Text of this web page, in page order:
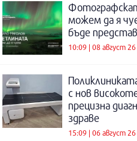
можем да я
бъде
10:09 | 08 август 26
с нов
прецизна
здраве
15:09 | 06 август 26